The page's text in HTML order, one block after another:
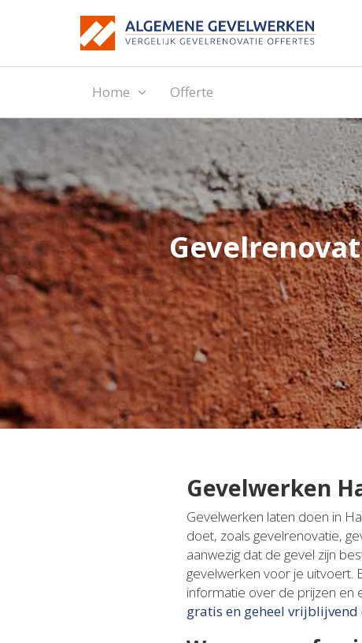
Home Offerte
Gevelwerken
Gevelwerken laten doen in
doet, zoals gevelrenovatie,
aanwezig dat de gevel zijn
gevelwerken voor je uitvoert.
informatie over de prijzen en
gratis en geheel vrijblijvend